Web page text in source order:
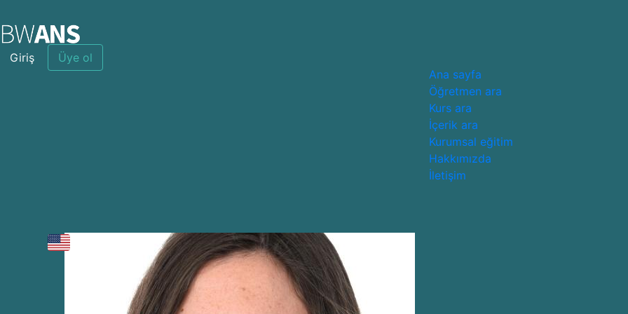
Giriş
Üye ol
Ana sayfa
Öğretmen ara
Kurs ara
İçerik ara
Kurumsal eğitim
Hakkımızda
İletişim